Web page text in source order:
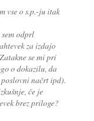
vse o s.p.-ju itak
odprl
za izdajo
se mi pri
o dokazilu, da
načrt ipd).
če je
brez priloge?